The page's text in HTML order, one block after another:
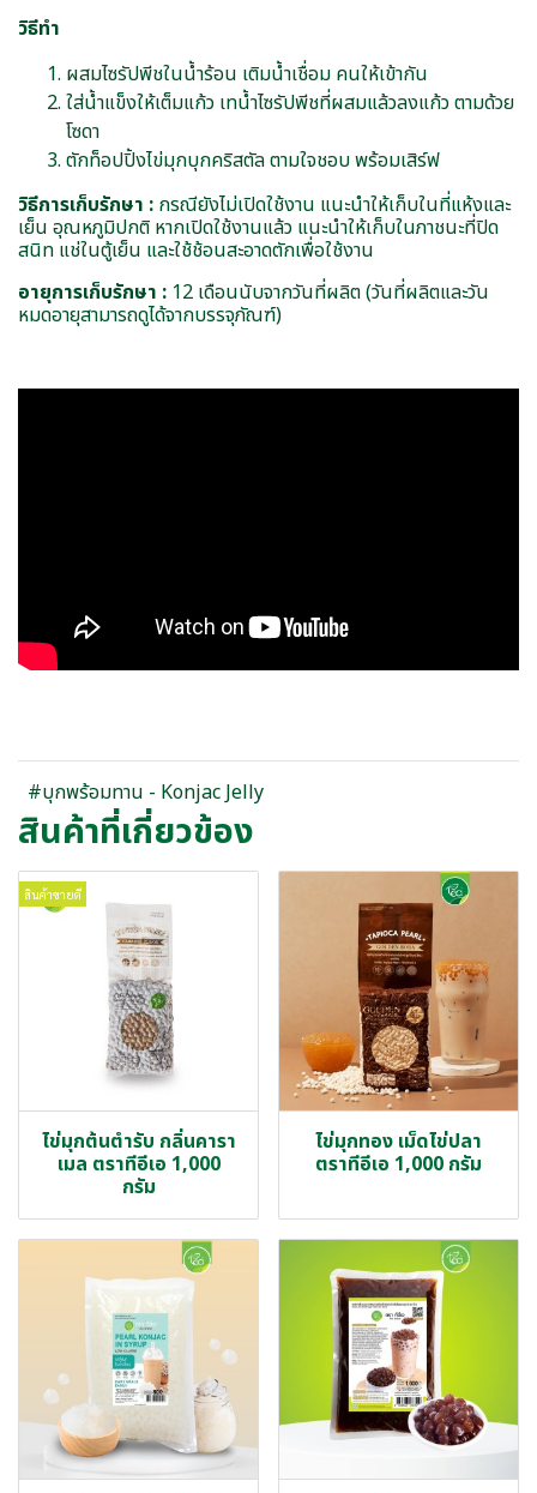
วิธีทำ
ผสมไซรัปพีชในน้ำร้อน เติมน้ำเชื่อม คนให้เข้ากัน
ใส่น้ำแข็งให้เต็มแก้ว เทน้ำไซรัปพีชที่ผสมแล้วลงแก้ว ตามด้วย
โซดา
ตักท็อปปิ้งไข่มุกบุกคริสตัล ตามใจชอบ พร้อมเสิร์ฟ
วิธีการเก็บรักษา : กรณียังไม่เปิดใช้งาน แนะนำให้เก็บในที่แห้งและ
เย็น อุณหภูมิปกติ หากเปิดใช้งานแล้ว แนะนำให้เก็บในภาชนะที่ปิด
สนิท แช่ในตู้เย็น และใช้ช้อนสะอาดตักเพื่อใช้งาน
อายุการเก็บรักษา : 12 เดือนนับจากวันที่ผลิต (วันที่ผลิตและวัน
หมดอายุสามารถดูได้จากบรรจุภัณฑ์)
#บุกพร้อมทาน - Konjac Jelly
สินค้าที่เกี่ยวข้อง
สินค้าขายดี
ไข่มุกต้นตำรับ กลิ่นคารา
เมล ตราทีอีเอ 1,000
กรัม
ไข่มุกทอง เม็ดไข่ปลา
ตราทีอีเอ 1,000 กรัม